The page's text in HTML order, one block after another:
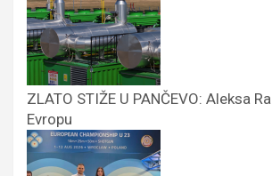
ZLATO STIŽE U PANČEVO: Aleksa
Evropu